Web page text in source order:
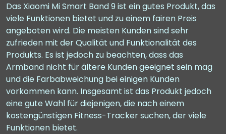
Das Xiaomi Mi Smart Band 9 ist ein gutes Produkt, das
viele Funktionen bietet und zu einem fairen Preis
angeboten wird. Die meisten Kunden sind sehr
zufrieden mit der Qualität und Funktionalität des
Produkts. Es ist jedoch zu beachten, dass das
Armband nicht für ältere Kunden geeignet sein mag
und die Farbabweichung bei einigen Kunden
vorkommen kann. Insgesamt ist das Produkt jedoch
eine gute Wahl für diejenigen, die nach einem
kostengünstigen Fitness-Tracker suchen, der viele
Funktionen bietet.